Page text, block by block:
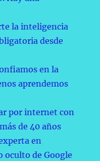
la inteligencia
desde
en la
aprendemos
por internet con
de 40 años
en
oculto de Google